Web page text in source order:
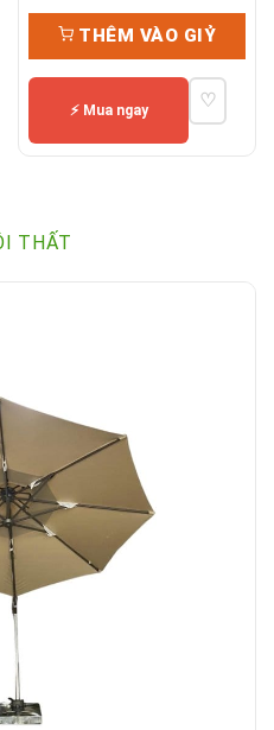
gốc
là:
28,500,000₫.
hiện
THÊM VÀO GIỶ
⚡ Mua ngay ♡
THẤT